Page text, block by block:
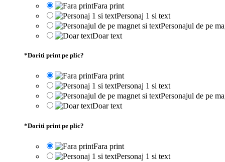
Fara print
Personaj 1 si text
Personajul de pe
Doar text
*Doriti print pe plic?
Fara print
Personaj 1 si text
Personajul de pe
Doar text
*Doriti print pe plic?
Fara print
Personaj 1 si text